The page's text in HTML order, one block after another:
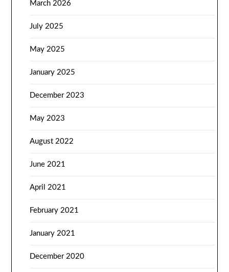
March 2026
July 2025
May 2025
January 2025
December 2023
May 2023
August 2022
June 2021
April 2021
February 2021
January 2021
December 2020